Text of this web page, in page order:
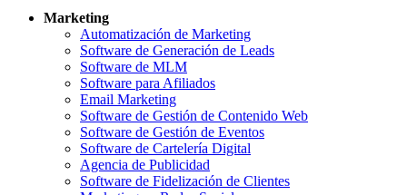
Marketing
Automatización de Marketing
Software de Generación de Leads
Software de MLM
Software para Afiliados
Email Marketing
Software de Gestión de Contenido Web
Software de Gestión de Eventos
Software de Cartelería Digital
Agencia de Publicidad
Software de Fidelización de Clientes